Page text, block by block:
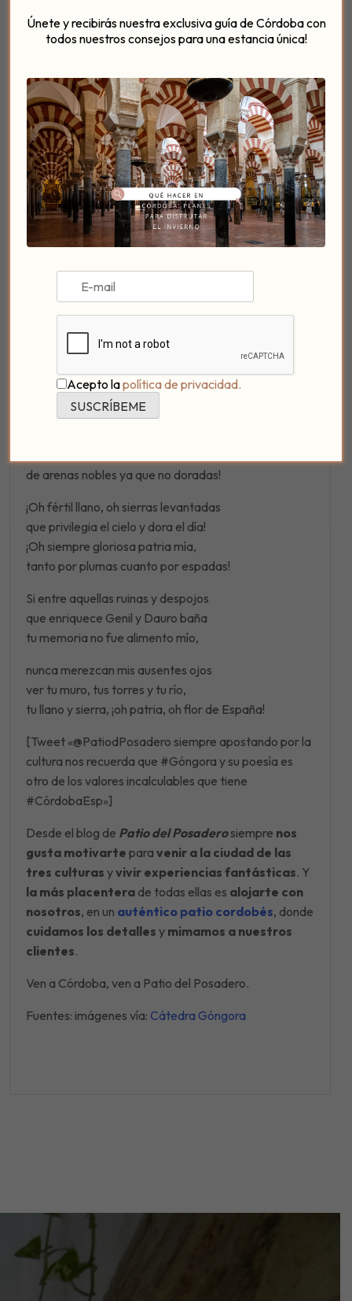
Góngora y Córdoba
¿Sabías queGóngoraera unafigura ilustre
poema más célebrey perfecto que jamás se ha
escrito sobre esta ciudad, en la que Luis de Góngora
nació en julio de 1561.
¡Oh excelso muro, oh torres coronadas
de arenas nobles ya que no doradas!
¡Oh fértil llano, oh sierras levantadas
que privilegia el cielo y dora el día!
¡Oh siempre gloriosa patria mía,
tanto por plumas cuanto por espadas!
Si entre aquellas ruinas y despojos
que enriquece Genil y Dauro baña
tu memoria no fue alimento mío,
nunca merezcan mis ausentes ojos
ver tu muro, tus torres y tu río,
tu llano y sierra, ¡oh patria, oh flor de España!
[Tweet «@PatiodPosadero siempre apostando por la
cultura nos recuerda que #Góngora y su poesía es
otro de los valores incalculables que tiene
#CórdobaEsp»]
Desde el blog de Patio del Posaderosiempre nos
gusta motivarte para venir a la ciudad de las
tres culturas yvivir experiencias fantásticas. Y
la más placentera de todas ellas es alojarte con
nosotros, en un auténtico patio cordobés, donde
cuidamos los detalles y mimamos a nuestros
clientes.
Ven a Córdoba, ven a Patio del Posadero.
Fuentes: imágenes vía: Cátedra Góngora
Únete y recibirás nuestra exclusiva guía de Córdoba con
todos nuestros consejos para una estancia única!
Acepto lapolítica de privacidad.